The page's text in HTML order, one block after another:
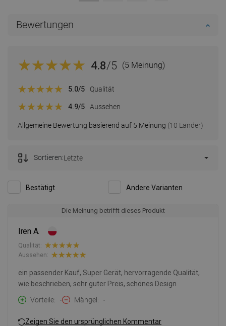
Bewertungen
4.8/5 (5 Meinung)
Allgemeine Bewertung basierend auf 5 Meinung (10 Länder)
5.0/5 Qualität
4.9/5 Aussehen
Bestätigt Andere Varianten
Sortieren:Letzte
Die Meinung betrifft dieses Produkt
Iren A.
Qualität:
Aussehen:
ein passender Kauf, Super Gerät, hervorragende Qualität,
wie beschrieben, sehr guter Preis, schönes Design
Vorteile
- Mängel -
Zeigen Sie den ursprünglichen Kommentar